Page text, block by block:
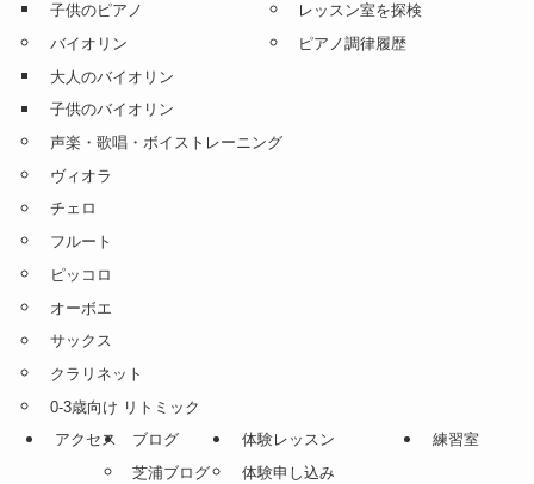
子供のピアノ
バイオリン
大人のバイオリン
子供のバイオリン
声楽・歌唱・ボイストレーニング
ヴィオラ
チェロ
フルート
ピッコロ
オーボエ
サックス
クラリネット
0-3歳向け リトミック
レッスン室を探検
ピアノ調律履歴
アクセス
ブログ
芝浦ブログ
体験レッスン
体験申し込み
練習室